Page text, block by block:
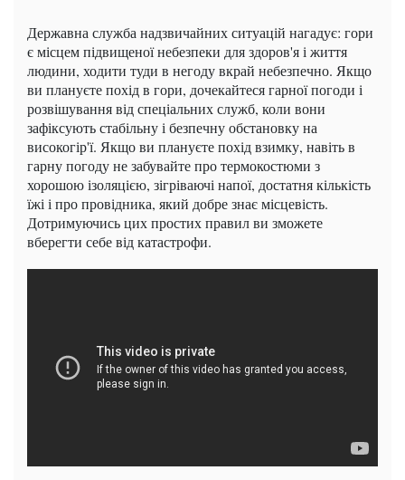
Державна служба надзвичайних ситуацій нагадує: гори
є місцем підвищеної небезпеки для здоров'я і життя
людини, ходити туди в негоду вкрай небезпечно. Якщо
ви плануєте похід в гори, дочекайтеся гарної погоди і
розвішування від спеціальних служб, коли вони
зафіксують стабільну і безпечну обстановку на
високогір'ї. Якщо ви плануєте похід взимку, навіть в
гарну погоду не забувайте про термокостюми з
хорошою ізоляцією, зігріваючі напої, достатня кількість
їжі і про провідника, який добре знає місцевість.
Дотримуючись цих простих правил ви зможете
вберегти себе від катастрофи.